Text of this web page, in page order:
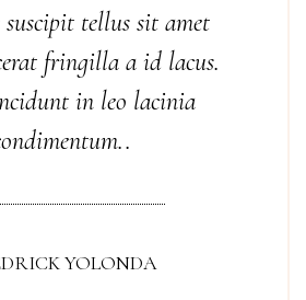
suscipit tellus sit amet
fringilla a id lacus.
in leo lacinia
YOLONDA